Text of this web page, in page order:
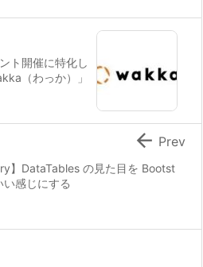
ト開催に特化し
（わっか）」
】DataTables の見た目を Bootst
い感じにする
 Prev